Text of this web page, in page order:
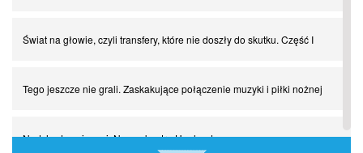
Świat na głowie, czyli transfery, które nie doszły do skutku. Część I
Tego jeszcze nie grali. Zaskakujące połączenie muzyki i piłki nożnej
Nadchodzą giganci. Nunez kontra Haaland